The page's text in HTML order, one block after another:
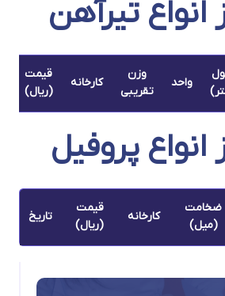
تیرآهن
واحد
وزن
تقریبی
کارخانه
قیمت
(ریال)
پروفیل
ضخامت
(میل)
کارخانه
قیمت
(ریال)
تاریخ